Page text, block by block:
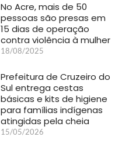
No Acre, mais de 50
pessoas são presas em
15 dias de operação
contra violência à mulher
18/08/2025
Prefeitura de Cruzeiro do
Sul entrega cestas
básicas e kits de higiene
para famílias indígenas
atingidas pela cheia
15/05/2026